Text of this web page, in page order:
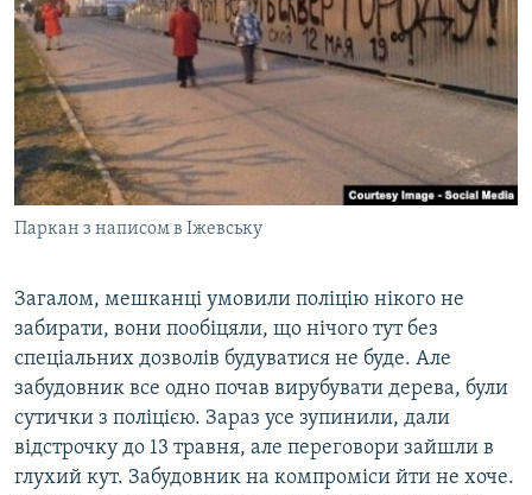
Паркан з написом в Іжевську
Загалом, мешканці умовили поліцію нікого не
забирати, вони пообіцяли, що нічого тут без
спеціальних дозволів будуватися не буде. Але
забудовник все одно почав вирубувати дерева, були
сутички з поліцією. Зараз усе зупинили, дали
відстрочку до 13 травня, але переговори зайшли в
глухий кут. Забудовник на компроміси йти не хоче.